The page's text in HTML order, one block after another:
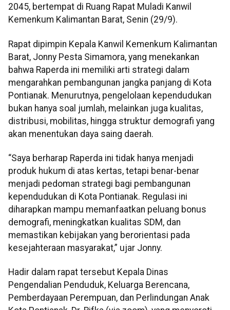
2045, bertempat di Ruang Rapat Muladi Kanwil
Kemenkum Kalimantan Barat, Senin (29/9).
Rapat dipimpin Kepala Kanwil Kemenkum Kalimantan
Barat, Jonny Pesta Simamora, yang menekankan
bahwa Raperda ini memiliki arti strategi dalam
mengarahkan pembangunan jangka panjang di Kota
Pontianak. Menurutnya, pengelolaan kependudukan
bukan hanya soal jumlah, melainkan juga kualitas,
distribusi, mobilitas, hingga struktur demografi yang
akan menentukan daya saing daerah.
“Saya berharap Raperda ini tidak hanya menjadi
produk hukum di atas kertas, tetapi benar-benar
menjadi pedoman strategi bagi pembangunan
kependudukan di Kota Pontianak. Regulasi ini
diharapkan mampu memanfaatkan peluang bonus
demografi, meningkatkan kualitas SDM, dan
memastikan kebijakan yang berorientasi pada
kesejahteraan masyarakat,” ujar Jonny.
Hadir dalam rapat tersebut Kepala Dinas
Pengendalian Penduduk, Keluarga Berencana,
Pemberdayaan Perempuan, dan Perlindungan Anak